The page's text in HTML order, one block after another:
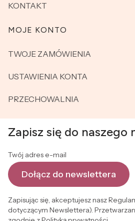
KONTAKT
MOJE KONTO
TWOJE ZAMÓWIENIA
USTAWIENIA KONTA
PRZECHOWALNIA
Zapisz się do naszego
Twój adres e-mail
Dołącz do newslettera
Zapisując się, akceptujesz nasz
dotyczącym Newslettera).